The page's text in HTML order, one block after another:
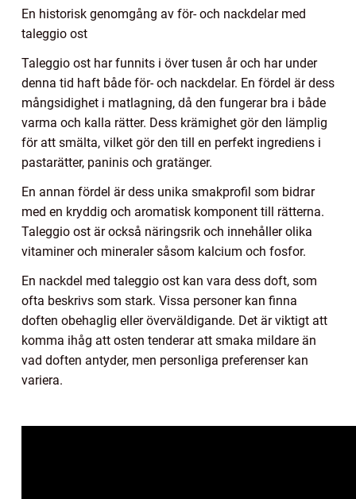
En historisk genomgång av för- och nackdelar med
taleggio ost
Taleggio ost har funnits i över tusen år och har under
denna tid haft både för- och nackdelar. En fördel är dess
mångsidighet i matlagning, då den fungerar bra i både
varma och kalla rätter. Dess krämighet gör den lämplig
för att smälta, vilket gör den till en perfekt ingrediens i
pastarätter, paninis och gratänger.
En annan fördel är dess unika smakprofil som bidrar
med en kryddig och aromatisk komponent till rätterna.
Taleggio ost är också näringsrik och innehåller olika
vitaminer och mineraler såsom kalcium och fosfor.
En nackdel med taleggio ost kan vara dess doft, som
ofta beskrivs som stark. Vissa personer kan finna
doften obehaglig eller överväldigande. Det är viktigt att
komma ihåg att osten tenderar att smaka mildare än
vad doften antyder, men personliga preferenser kan
variera.